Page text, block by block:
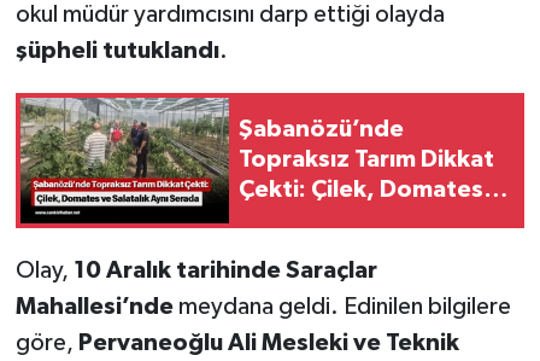
okul müdür yardımcısını darp ettiği olayda
şüpheli tutuklandı.
Şabanözü’nde
Topraksız Tarım Dikkat
Çekti: Çilek, Domates
Olay, 10 Aralık tarihinde Saraçlar
Mahallesi’ndemeydana geldi. Edinilen bilgilere
göre, Pervaneoğlu Ali Mesleki ve Teknik